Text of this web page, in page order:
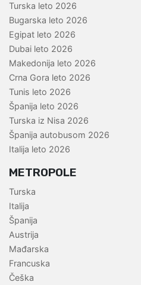
Turska leto 2026
Bugarska leto 2026
Egipat leto 2026
Dubai leto 2026
Makedonija leto 2026
Crna Gora leto 2026
Tunis leto 2026
Španija leto 2026
Turska iz Nisa 2026
Španija autobusom 2026
Italija leto 2026
METROPOLE
Turska
Italija
Španija
Austrija
Mađarska
Francuska
Češka